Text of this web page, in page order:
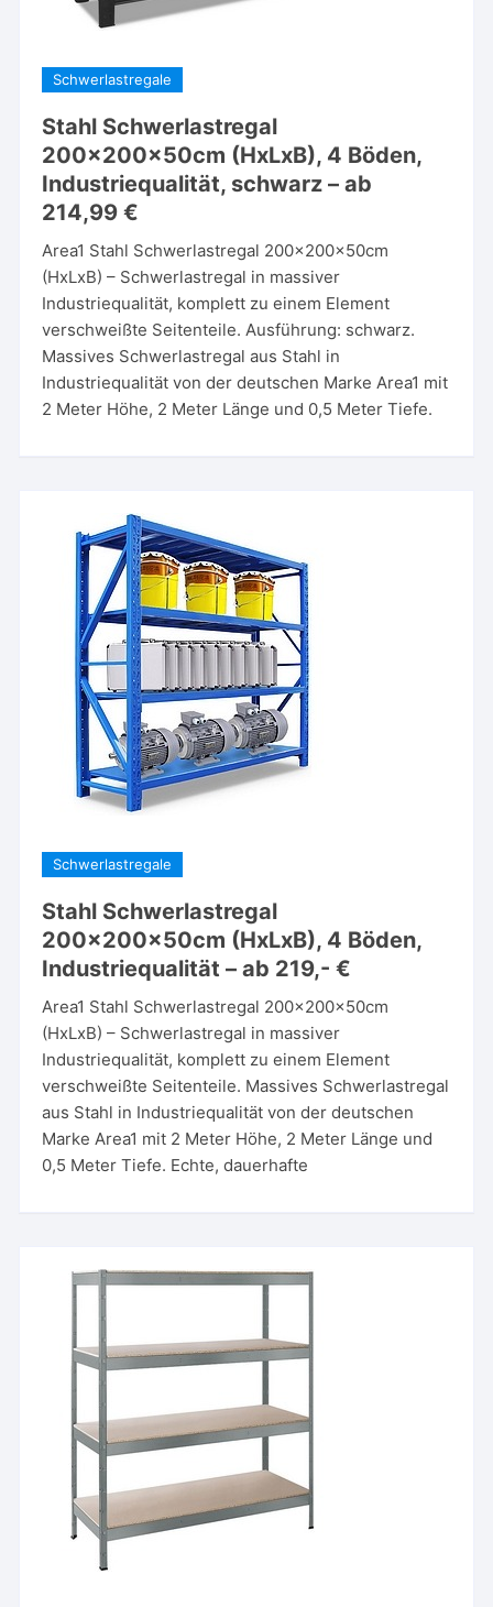
Schwerlastregale
Stahl Schwerlastregal
200x200x50cm (HxLxB), 4 Böden,
Industriequalität, schwarz – ab
214,99 €
Area1 Stahl Schwerlastregal 200x200x50cm
(HxLxB) – Schwerlastregal in massiver
Industriequalität, komplett zu einem Element
verschweißte Seitenteile. Ausführung: schwarz.
Massives Schwerlastregal aus Stahl in
Industriequalität von der deutschen Marke Area1 mit
2 Meter Höhe, 2 Meter Länge und 0,5 Meter Tiefe.
Schwerlastregale
Stahl Schwerlastregal
200x200x50cm (HxLxB), 4 Böden,
Industriequalität – ab 219,- €
Area1 Stahl Schwerlastregal 200x200x50cm
(HxLxB) – Schwerlastregal in massiver
Industriequalität, komplett zu einem Element
verschweißte Seitenteile. Massives Schwerlastregal
aus Stahl in Industriequalität von der deutschen
Marke Area1 mit 2 Meter Höhe, 2 Meter Länge und
0,5 Meter Tiefe. Echte, dauerhafte